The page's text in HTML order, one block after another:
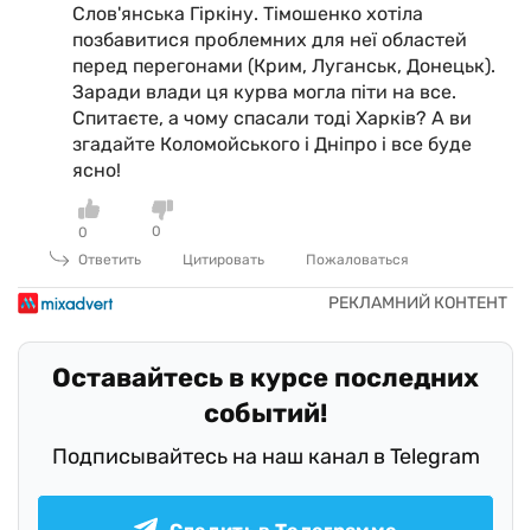
Слов'янська Гіркіну. Тімошенко хотіла
позбавитися проблемних для неї областей
перед перегонами (Крим, Луганськ, Донецьк).
Заради влади ця курва могла піти на все.
Спитаєте, а чому спасали тоді Харків? А ви
згадайте Коломойського і Дніпро і все буде
ясно!
0
0
Ответить
Цитировать Пожаловаться
Оставайтесь в курсе последних
событий!
Подписывайтесь на наш канал в Telegram